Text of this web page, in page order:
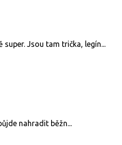
super. Jsou tam trička, legín...
nahradit běžn...